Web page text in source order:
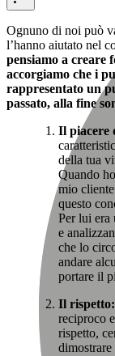
Ognuno di noi può
l’hanno aiutato nel
pensiamo a creare
accorgiamo che i
rappresentato un
passato, alla fine
Il piacere
della tua
Quando
mio
questo
Per lui era
e
che lo
andare
portare il
Il rispetto:
reciproco
rispetto,
dimostrare